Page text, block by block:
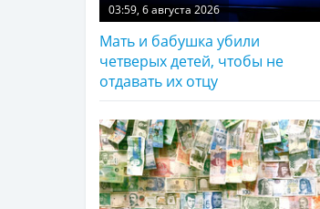
03:59, 6 августа 2026
Мать и бабушка убили
четверых детей, чтобы не
отдавать их отцу